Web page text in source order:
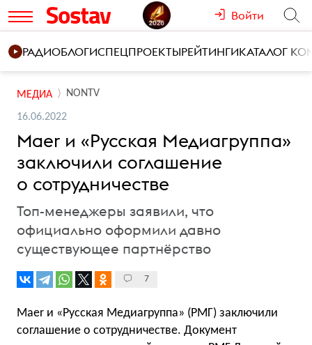
Войти
РАДИОБЛОГИСПЕЦПРОЕКТЫРЕЙТИНГИКАТАЛОГ
МЕДИА NONTV
16.06.2022
Maer и «Русская Медиагруппа»
заключили соглашение
о сотрудничестве
Топ-менеджеры заявили, что
официально оформили давно
существующее партнёрство
7
Maer и «Русская Медиагруппа» (РМГ) заключили
соглашение о сотрудничестве. Документ